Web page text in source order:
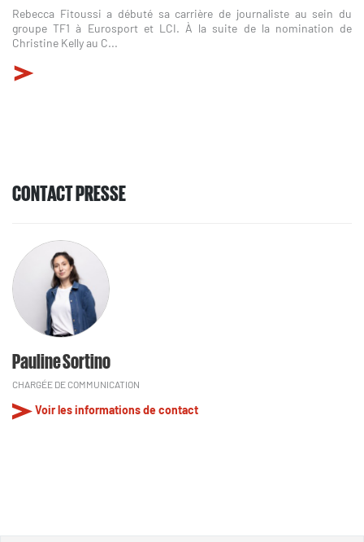
Rebecca Fitoussi a débuté sa carrière de journaliste au sein du
groupe TF1 à Eurosport et LCI. À la suite de la nomination de
Christine Kelly au C...
CONTACT PRESSE
Pauline Sortino
CHARGÉE DE COMMUNICATION
Voir les informations de contact